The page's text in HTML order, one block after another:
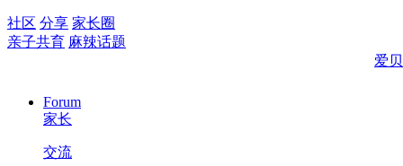
社区 分享 家长圈
亲子共育 麻辣话题
爱
Forum
家长
交流